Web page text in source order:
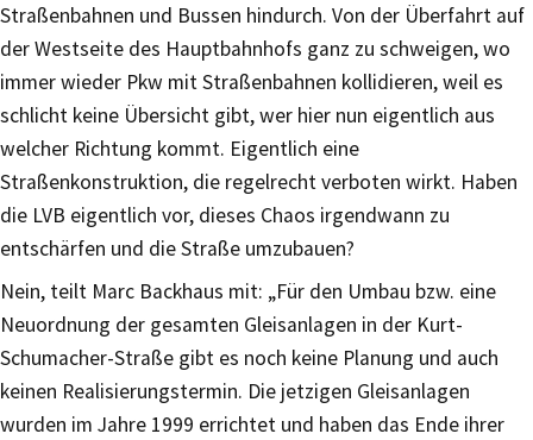
Straßenbahnen und Bussen hindurch. Von der Überfahrt auf
der Westseite des Hauptbahnhofs ganz zu schweigen, wo
immer wieder Pkw mit Straßenbahnen kollidieren, weil es
schlicht keine Übersicht gibt, wer hier nun eigentlich aus
welcher Richtung kommt. Eigentlich eine
Straßenkonstruktion, die regelrecht verboten wirkt. Haben
die LVB eigentlich vor, dieses Chaos irgendwann zu
entschärfen und die Straße umzubauen?
Nein, teilt Marc Backhaus mit: „Für den Umbau bzw. eine
Neuordnung der gesamten Gleisanlagen in der Kurt-
Schumacher-Straße gibt es noch keine Planung und auch
keinen Realisierungstermin. Die jetzigen Gleisanlagen
wurden im Jahre 1999 errichtet und haben das Ende ihrer